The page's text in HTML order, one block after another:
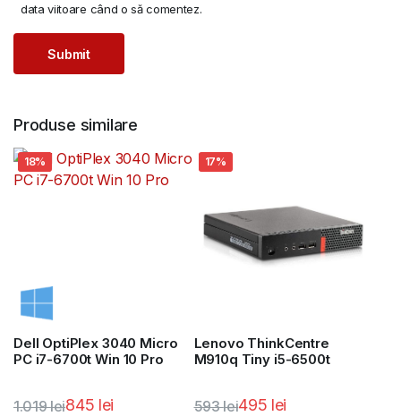
data viitoare când o să comentez.
Produse similare
18%
Dell OptiPlex 3040 Micro
PC i7-6700t Win 10 Pro
1.019lei845 lei
17%
Lenovo ThinkCentre
M910q Tiny i5-6500t
593lei495 lei